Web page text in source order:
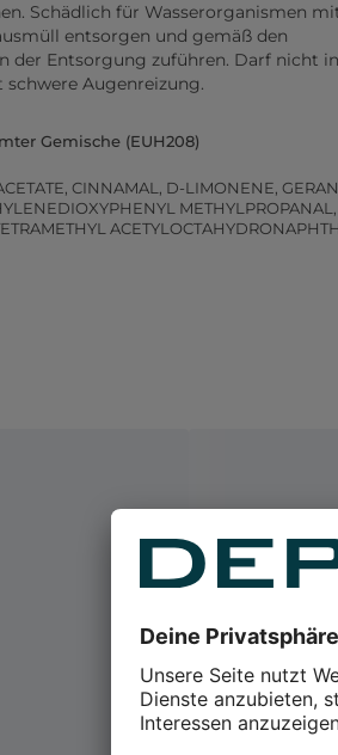
Schädlich für Wasserorganismen
entsorgen und gemäß den
der Entsorgung zuführen. Darf nicht
Augenreizung.
Gemische (EUH208)
CINNAMAL, D-LIMONENE,